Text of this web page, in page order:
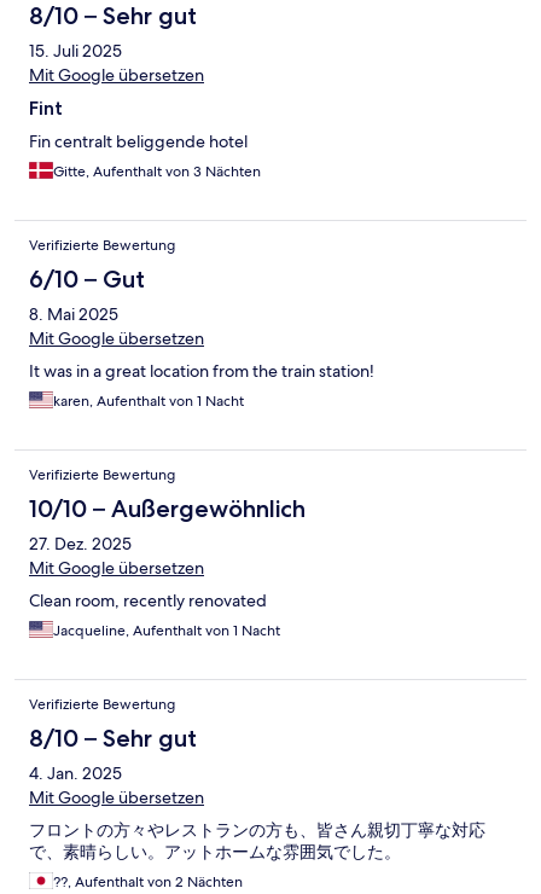
8/10 – Sehr gut
15. Juli 2025
Mit Google übersetzen
Fint
Fin centralt beliggende hotel
Gitte, Aufenthalt von 3 Nächten
Verifizierte Bewertung
6/10 – Gut
8. Mai 2025
Mit Google übersetzen
It was in a great location from the train station!
karen, Aufenthalt von 1 Nacht
Verifizierte Bewertung
10/10 – Außergewöhnlich
27. Dez. 2025
Mit Google übersetzen
Clean room, recently renovated
Jacqueline, Aufenthalt von 1 Nacht
Verifizierte Bewertung
8/10 – Sehr gut
4. Jan. 2025
Mit Google übersetzen
フロントの方々やレストランの方も、皆さん親切丁寧な対応
で、素晴らしい。アットホームな雰囲気でした。
??, Aufenthalt von 2 Nächten